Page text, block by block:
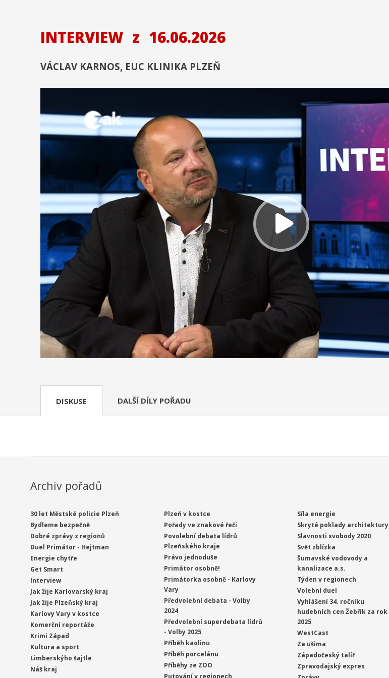
INTERVIEW z 16.06.2026
VÁCLAV KARNOS, EUC KLINIKA PLZEŇ
DISKUSE DALŠÍ DÍLY POŘADU
Archiv pořadů
30 let Městské policie Plzeň
Bydleme bezpečně
Dobré zprávy z regionů
Duel Primátor - Hejtman
Energie chytře
Get Smart
Interview
Jak žije Karlovarský kraj
Jak žije Plzeňský kraj
Karlovy Vary v kostce
Komerční reportáže
Krimi Západ
Kultura a sport
Limberskýho šajtle
Náš kraj
Plzeň v kostce
Pořady ve znakové řeči
Povolební debata lídrů
Plzeňského kraje
Právo jednoduše
Primátor osobně!
Primátorka osobně - Karlovy
Vary
Předvolební debata - Volby
2024
Předvolební superdebata lídrů
- Volby 2025
Příběh kaolinu
Příběh porcelánu
Příběhy ze ZOO
Síla energie
Skryté poklady architektury
Slavnosti svobody 2020
Svět zblízka
Šumavské vodovody a
kanalizace a.s.
Týden v regionech
Volební duel
Vyhlášení 34. ročníku
hudebních cen Žebřík za rok
2025
WestCast
Za ušima
Západočeský talíř
Zpravodajský expres